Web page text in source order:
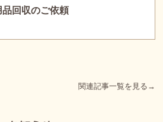
品回収のご依頼
関連記事一覧を見る→